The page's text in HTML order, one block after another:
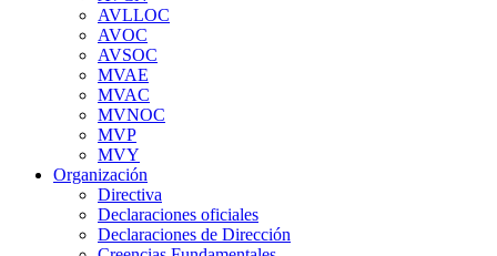
AVLLOC
AVOC
AVSOC
MVAE
MVAC
MVNOC
MVP
MVY
Organización
Directiva
Declaraciones oficiales
Declaraciones de Dirección